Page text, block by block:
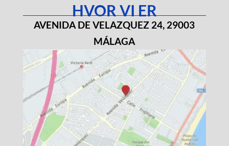
HVOR VI ER
AVENIDA DE VELAZQUEZ 24, 29003
MÁLAGA